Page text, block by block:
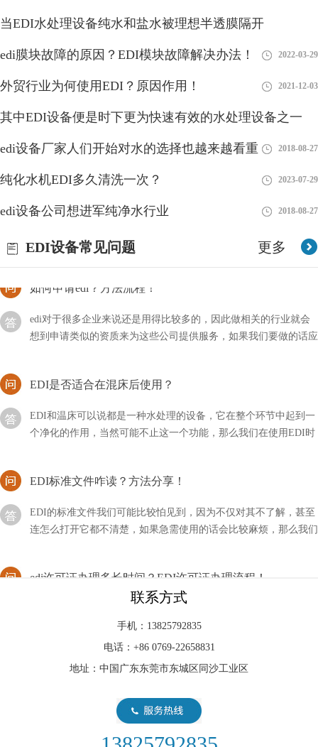
当EDI水处理设备纯水和盐水被理想半透膜隔开
2018-08-27
edi膜块故障的原因？EDI模块故障解决办法！ 2022-03-29
外贸行业为何使用EDI？原因作用！ 2021-12-03
其中EDI设备便是时下更为快速有效的水处理设备之一
2018-08-27
edi设备厂家人们开始对水的选择也越来越看重 2018-08-27
纯化水机EDI多久清洗一次？ 2023-07-29
edi设备公司想进军纯净水行业 2018-08-27
更多
EDI设备常见问题
塞，这主要是EDI进水里带有较多物质的量浓度，在浓水室产生盐
的沉定。碰到这类状况，我们可以根据开展EDI化学水处理的方式
对EDI控制模块开展清理，随后再开展EDI再造
edi出水电阻率一般多少？
在进行环境监测、水文地质勘探和工程施工等方面的项目中，出水
电阻率被广泛应用来评估地下水资源的潜力和水文地质条件。了解
如何申请edi？方法流程！
想到申请类似的资质来为这些公司提供服务，如果我们要做的话应
该如何申请EDI？
个净化的作用，当然可能不止这一个功能，那么我们在使用EDI时
是否适合在混床后使用呢？
连怎么打开它都不清楚，如果急需使用的话会比较麻烦，那么我们
应该咱读这类文件呢？
我们在从事在线交易的行业中一般都会用到EDI许可证，这样对我
们的经营会有非常大的帮助，不过我们在具体过程中不知道EDI许
可证办理需要多长时间？
分析EDI模块再生造水与超纯水设备RO膜制水欠佳问题
塞，这主要是EDI进水里带有较多物质的量浓度，在浓水室产生盐
的沉定。碰到这类状况，我们可以根据开展EDI化学水处理的方式
对EDI控制模块开展清理，随后再开展EDI再造
联系方式
手机：13825792835
电话：+86 0769-22658831
地址：中国广东东莞市东城区同沙工业区